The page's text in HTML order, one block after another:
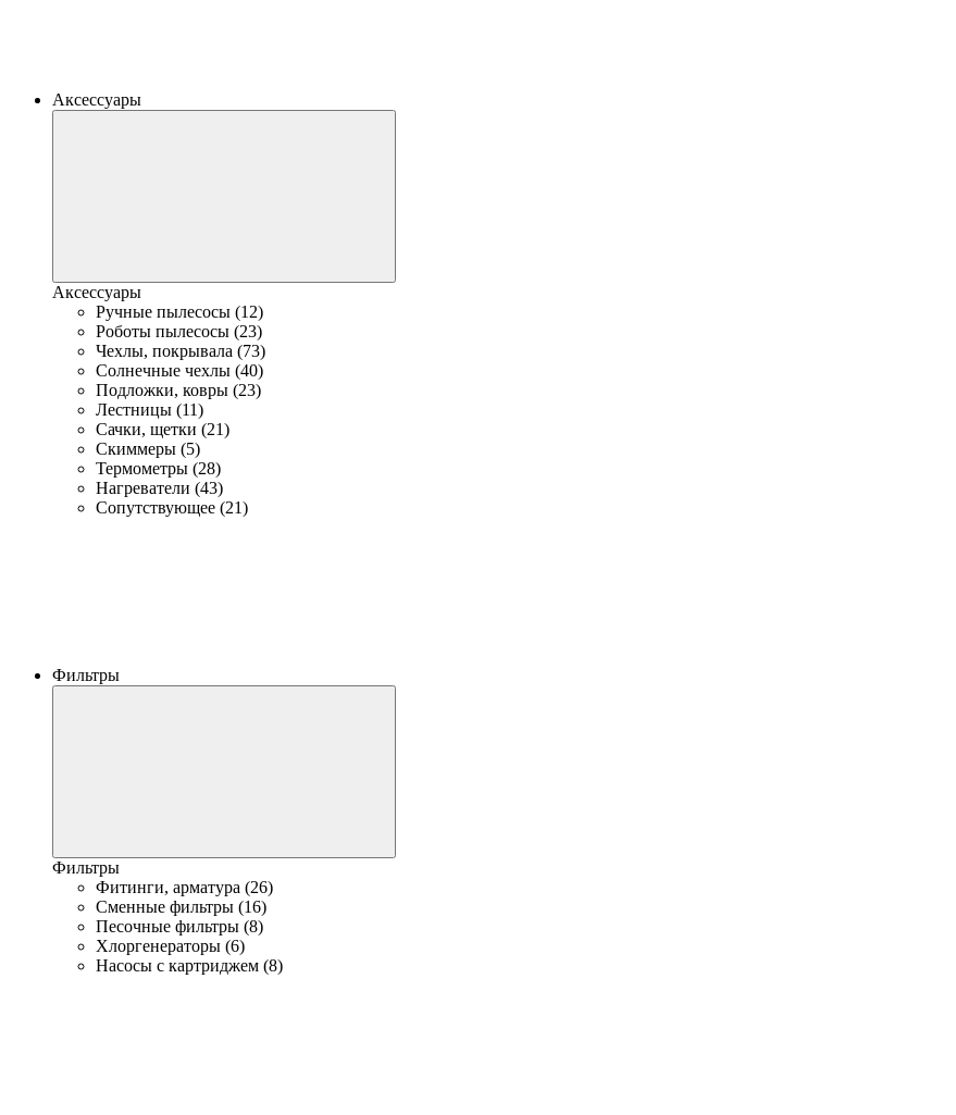
Аксессуары
Аксессуары
Ручные пылесосы (12)
Роботы пылесосы (23)
Чехлы, покрывала (73)
Солнечные чехлы (40)
Подложки, ковры (23)
Лестницы (11)
Сачки, щетки (21)
Скиммеры (5)
Термометры (28)
Нагреватели (43)
Сопутствующее (21)
Фильтры
Фильтры
Фитинги, арматура (26)
Сменные фильтры (16)
Песочные фильтры (8)
Хлоргенераторы (6)
Насосы с картриджем (8)